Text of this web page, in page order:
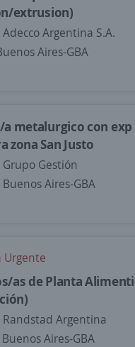
extrusion)
Adecco Argentina S.A.
Aires-GBA
metalurgico con exp
zona San Justo
Grupo Gestión
Buenos Aires-GBA
Urgente
as de Planta
Randstad Argentina
Aires-GBA